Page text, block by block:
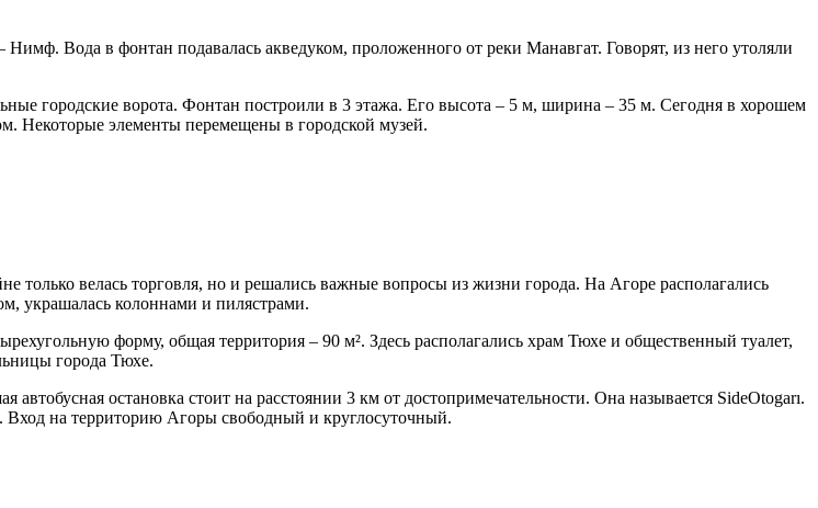
Вода в фонтан подавалась акведуком, проложенного от реки Манавгат. Говорят, из него утоляли
городские ворота. Фонтан построили в 3 этажа. Его высота – 5 м, ширина – 35 м. Сегодня в хорошем
Некоторые элементы перемещены в городской музей.
велась торговля, но и решались важные вопросы из жизни города. На Агоре располагались
украшалась колоннами и пилястрами.
форму, общая территория – 90 м². Здесь располагались храм Тюхе и общественный туалет,
города Тюхе.
остановка стоит на расстоянии 3 км от достопримечательности. Она называется SideOtogarı.
на территорию Агоры свободный и круглосуточный.